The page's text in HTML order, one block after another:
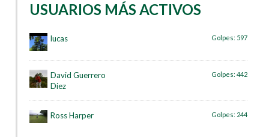
USUARIOS MÁS ACTIVOS
lucas Golpes: 597
David Guerrero
Diez
Golpes: 442
Ross Harper Golpes: 244